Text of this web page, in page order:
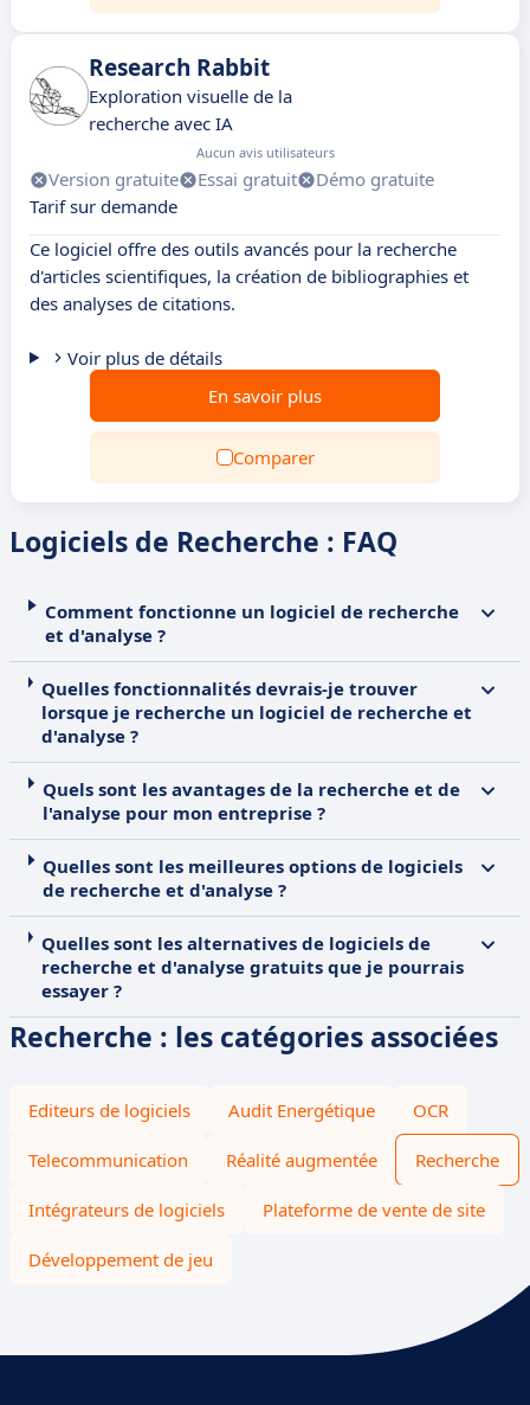
Research Rabbit
Exploration visuelle de la
recherche avec IA
Aucun avis utilisateurs
Version gratuite Essai gratuit
Démo gratuite
Tarif sur demande
Ce logiciel offre des outils avancés pour la recherche
d'articles scientifiques, la création de bibliographies et
des analyses de citations.
Voir plus de détails
En savoir plus
Comparer
Logiciels de Recherche : FAQ
Comment fonctionne un logiciel de recherche
et d'analyse ?
Quelles fonctionnalités devrais-je trouver
lorsque je recherche un logiciel de recherche et
d'analyse ?
Quels sont les avantages de la recherche et de
l'analyse pour mon entreprise ?
Quelles sont les meilleures options de logiciels
de recherche et d'analyse ?
Quelles sont les alternatives de logiciels de
recherche et d'analyse gratuits que je pourrais
essayer ?
Recherche : les catégories associées
Editeurs de logiciels Audit Energétique OCR
Telecommunication Réalité augmentée Recherche
Intégrateurs de logiciels Plateforme de vente de site
Développement de jeu